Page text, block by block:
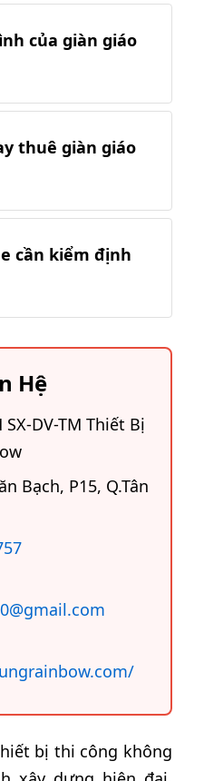
của giàn giáo
thuê giàn giáo
cần kiểm định
Hệ
SX-DV-TM Thiết Bị
Bạch, P15, Q.Tân
bị thi công không